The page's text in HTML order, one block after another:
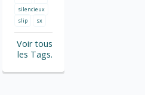
silencieux
slip
sx
Voir tous
les Tags.